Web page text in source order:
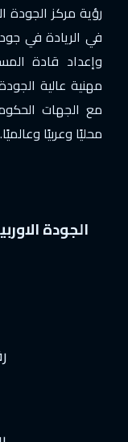
رؤية مركز الجودة
في الريادة في
وإعداد قادة
مهنية عالية
مع الجهات
محليًا وعربيًا وعالميًا.
الجودة